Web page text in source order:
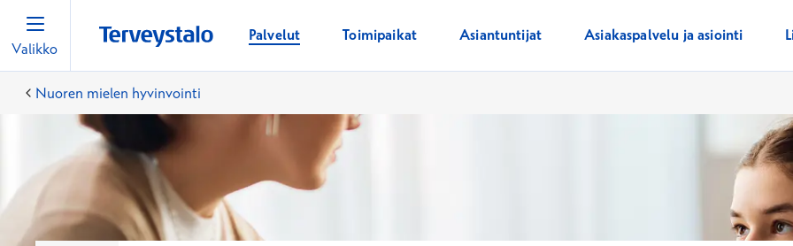
Valikko
Palvelut Toimipaikat Asiantuntijat Asiakaspalvelu ja asiointi
Nuoren mielen hyvinvointi